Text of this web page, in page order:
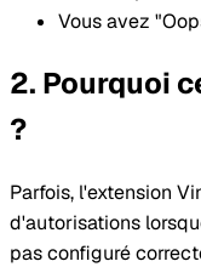
Vous avez
Pourquoi
?
Parfois, l'extension
d'autorisations
pas configuré